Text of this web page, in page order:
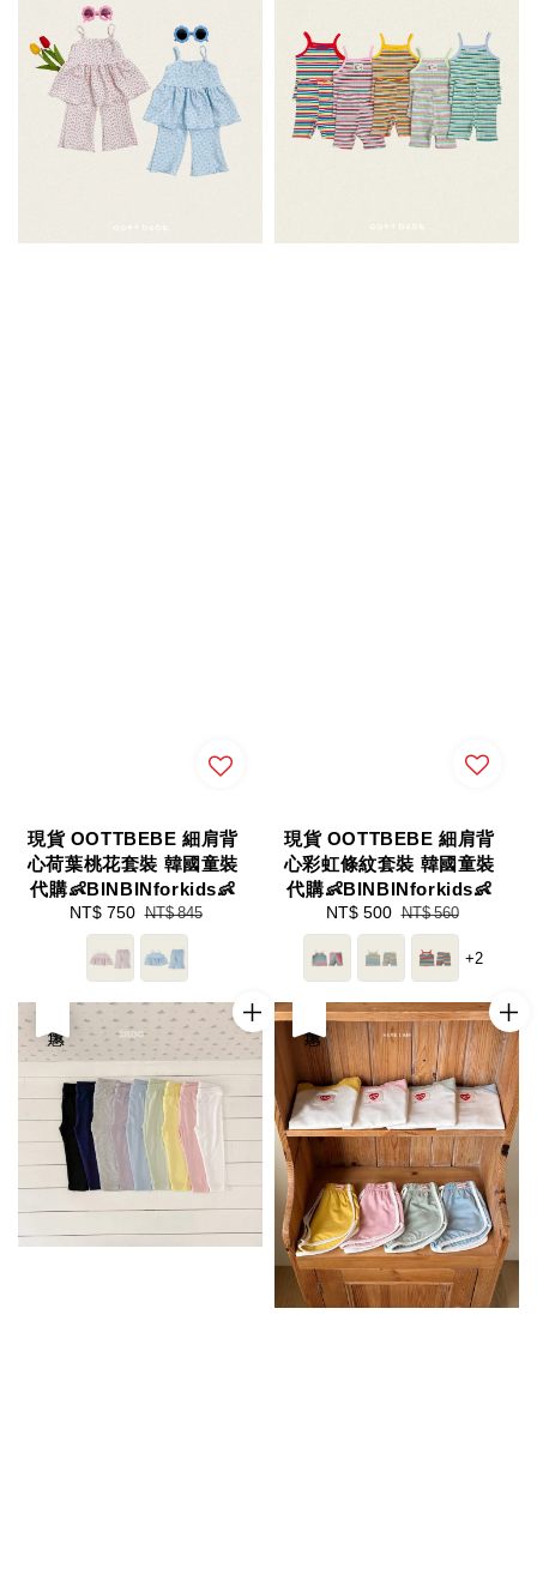
現貨 OOTTBEBE 細肩背
心荷葉桃花套裝 韓國童裝
代購👶BINBINforkids👶
Sale
price
NT$ 750 Regular
price
NT$ 845
現貨 OOTTBEBE 細肩背
心彩虹條紋套裝 韓國童裝
代購👶BINBINforkids👶
Sale
price
NT$ 500 Regular
price
NT$ 560
+2